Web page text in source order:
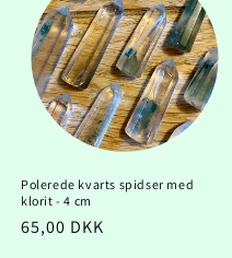
Polerede kvarts spidser med
klorit - 4 cm
Normalpris
65,00 DKK